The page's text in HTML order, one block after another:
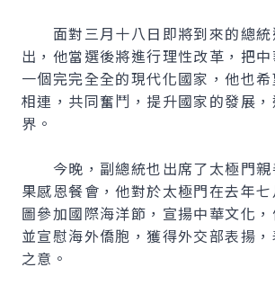
面對三月十八日即將到來的總統
出，他當選後將進行理性改革，把
一個完完全全的現代化國家，他也
相連，共同奮鬥，提升國家的發展
界。
今晚，副總統也出席了太極門親
果感恩餐會，他對於太極門在去年
圖參加國際海洋節，宣揚中華文化，
並宣慰海外僑胞，獲得外交部表揚
之意。